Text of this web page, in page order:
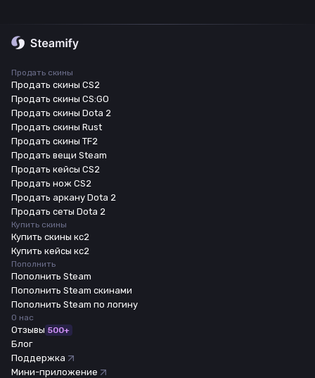
Продать скины
Продать скины CS2
Продать скины CS:GO
Продать скины Dota 2
Продать скины Rust
Продать скины TF2
Продать вещи Steam
Продать кейсы CS2
Продать нож CS2
Продать аркану Dota 2
Продать сеты Dota 2
Купить скины
Купить скины кс2
Купить кейсы кс2
Пополнить
Пополнить Steam
Пополнить Steam скинами
Пополнить Steam по логину
О нас
Отзывы 500+
Блог
Поддержка
Мини-приложение